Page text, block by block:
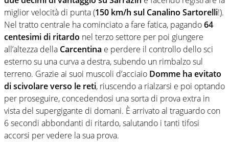
miglior velocità di punta (150 km/h sul Canalino Sartorelli!).
Nel tratto centrale ha cominciato a fare fatica, pagando64
centesimi di ritardo nel terzo settore per poi giungere
all’altezza della Carcentina e perdere il controllo dello sci
esterno su una curva a destra, subendo un rimbalzo sul
terreno. Grazie ai suoi muscoli d’acciaio Domme ha evitato
di scivolare verso le reti, riuscendo a rialzarsi e poi optando
per proseguire, concedendosi una sorta di prova extra in
vista del supergigante di domani. È arrivato al traguardo con
6 secondi abbondanti di ritardo, salutando i tanti tifosi
accorsi per vedere la sua prova.